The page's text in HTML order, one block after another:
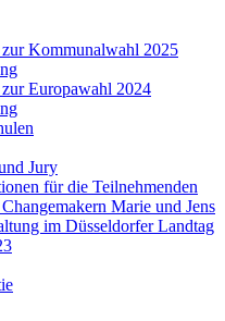
Kommunalwahl 2025
Europawahl 2024
Jury
für die Teilnehmenden
Marie und Jens
im Düsseldorfer Landtag